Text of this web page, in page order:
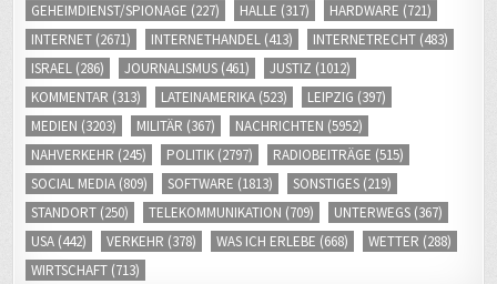
GEHEIMDIENST/SPIONAGE (227) HALLE (317) HARDWARE (721)
INTERNET (2671) INTERNETHANDEL (413) INTERNETRECHT (483)
ISRAEL (286) JOURNALISMUS (461) JUSTIZ (1012)
KOMMENTAR (313) LATEINAMERIKA (523) LEIPZIG (397)
MEDIEN (3203) MILITÄR (367) NACHRICHTEN (5952)
NAHVERKEHR (245) POLITIK (2797) RADIOBEITRÄGE (515)
SOCIAL MEDIA (809) SOFTWARE (1813) SONSTIGES (219)
STANDORT (250) TELEKOMMUNIKATION (709) UNTERWEGS (367)
USA (442) VERKEHR (378) WAS ICH ERLEBE (668) WETTER (288)
WIRTSCHAFT (713)